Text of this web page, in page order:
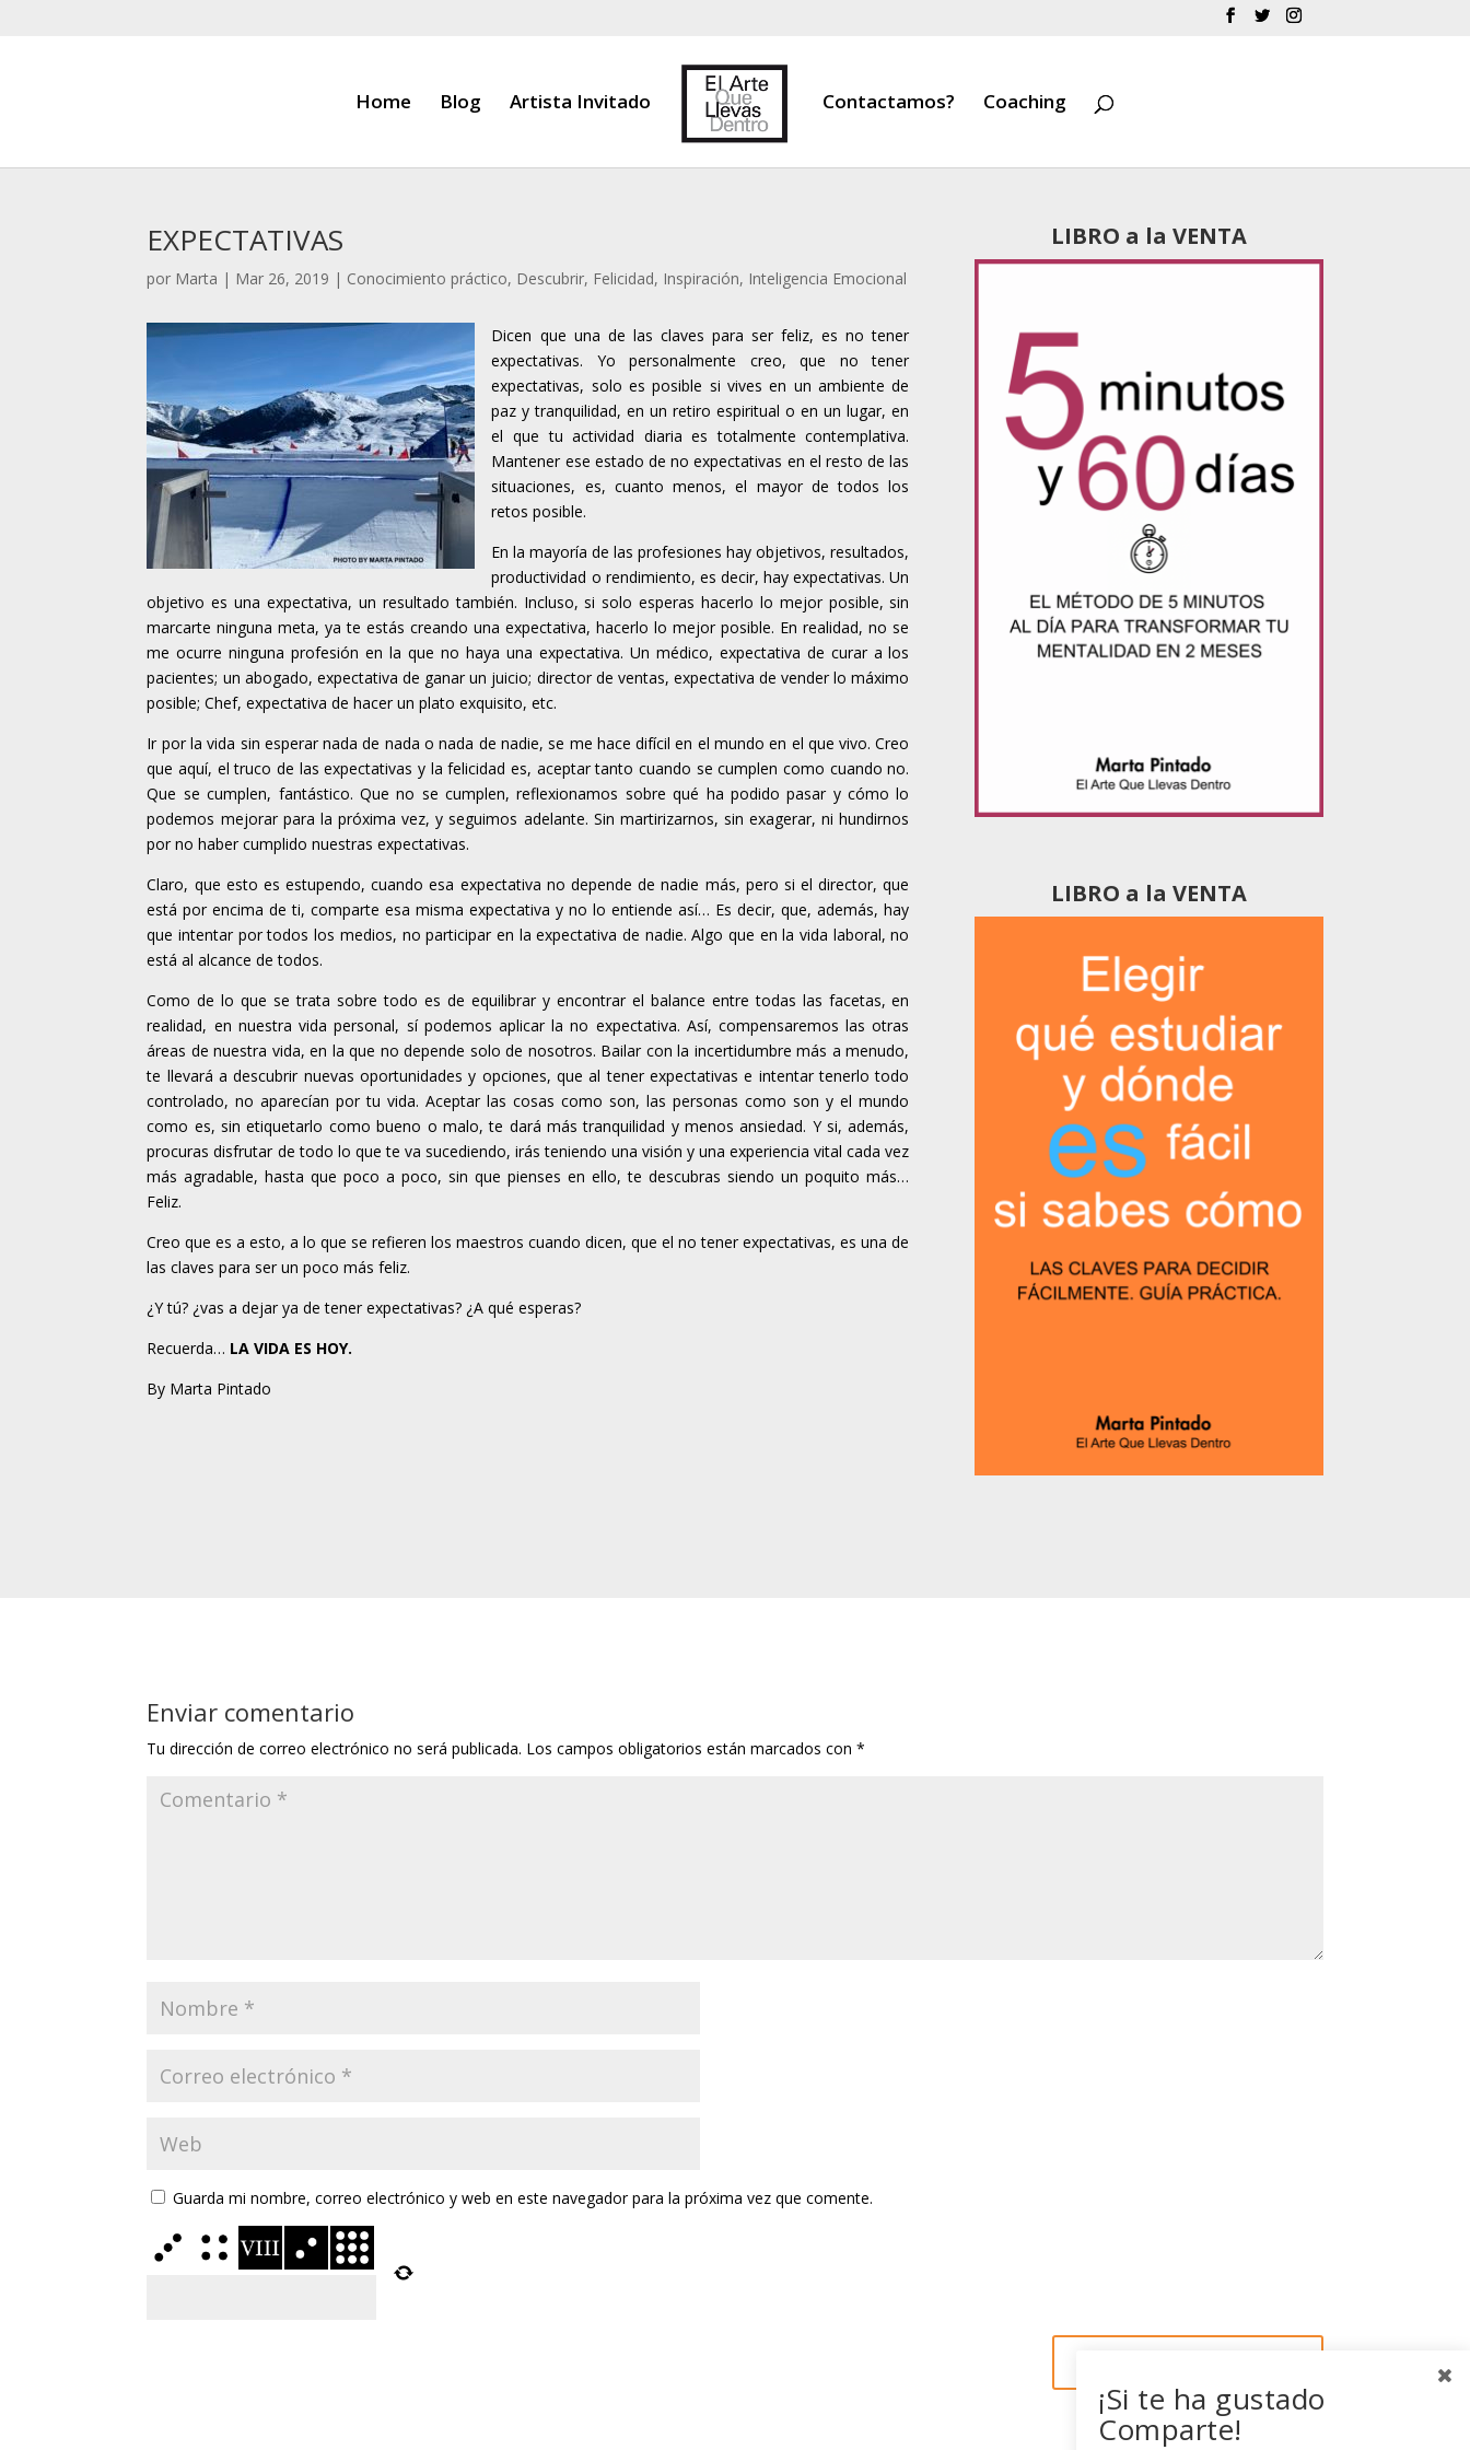
Home Blog Artista Invitado Contactamos? Coaching
EXPECTATIVAS
por Marta | Mar 26, 2019 | Conocimiento práctico, Descubrir, Felicidad, Inspiración, Inteligencia Emocional
Dicen que una de las claves para ser feliz, es no tener
expectativas. Yo personalmente creo, que no tener
expectativas, solo es posible si vives en un ambiente de
paz y tranquilidad, en un retiro espiritual o en un lugar, en
el que tu actividad diaria es totalmente contemplativa.
Mantener ese estado de no expectativas en el resto de las
situaciones, es, cuanto menos, el mayor de todos los
retos posible.
En la mayoría de las profesiones hay objetivos, resultados,
productividad o rendimiento, es decir, hay expectativas. Un
objetivo es una expectativa, un resultado también. Incluso, si solo esperas hacerlo lo mejor posible, sin
marcarte ninguna meta, ya te estás creando una expectativa, hacerlo lo mejor posible. En realidad, no se
me ocurre ninguna profesión en la que no haya una expectativa. Un médico, expectativa de curar a los
pacientes; un abogado, expectativa de ganar un juicio; director de ventas, expectativa de vender lo máximo
posible; Chef, expectativa de hacer un plato exquisito, etc.
Ir por la vida sin esperar nada de nada o nada de nadie, se me hace difícil en el mundo en el que vivo. Creo
que aquí, el truco de las expectativas y la felicidad es, aceptar tanto cuando se cumplen como cuando no.
Que se cumplen, fantástico. Que no se cumplen, reflexionamos sobre qué ha podido pasar y cómo lo
podemos mejorar para la próxima vez, y seguimos adelante. Sin martirizarnos, sin exagerar, ni hundirnos
por no haber cumplido nuestras expectativas.
Claro, que esto es estupendo, cuando esa expectativa no depende de nadie más, pero si el director, que
está por encima de ti, comparte esa misma expectativa y no lo entiende así… Es decir, que, además, hay
que intentar por todos los medios, no participar en la expectativa de nadie. Algo que en la vida laboral, no
está al alcance de todos.
Como de lo que se trata sobre todo es de equilibrar y encontrar el balance entre todas las facetas, en
realidad, en nuestra vida personal, sí podemos aplicar la no expectativa. Así, compensaremos las otras
áreas de nuestra vida, en la que no depende solo de nosotros. Bailar con la incertidumbre más a menudo,
te llevará a descubrir nuevas oportunidades y opciones, que al tener expectativas e intentar tenerlo todo
controlado, no aparecían por tu vida. Aceptar las cosas como son, las personas como son y el mundo
como es, sin etiquetarlo como bueno o malo, te dará más tranquilidad y menos ansiedad. Y si, además,
procuras disfrutar de todo lo que te va sucediendo, irás teniendo una visión y una experiencia vital cada vez
más agradable, hasta que poco a poco, sin que pienses en ello, te descubras siendo un poquito más…
Feliz.
Creo que es a esto, a lo que se refieren los maestros cuando dicen, que el no tener expectativas, es una de
las claves para ser un poco más feliz.
¿Y tú? ¿vas a dejar ya de tener expectativas? ¿A qué esperas?
Recuerda… LA VIDA ES HOY.
By Marta Pintado
LIBRO a la VENTA
LIBRO a la VENTA
Enviar comentario
Tu dirección de correo electrónico no será publicada. Los campos obligatorios están marcados con*
Guarda mi nombre, correo electrónico y web en este navegador para la próxima vez que comente.
¡Si te ha gustado
Comparte!